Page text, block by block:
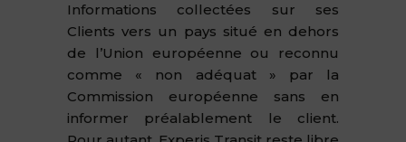
Informations collectées sur ses
Clients vers un pays situé en dehors
de l’Union européenne ou reconnu
comme « non adéquat » par la
Commission européenne sans en
informer préalablement le client.